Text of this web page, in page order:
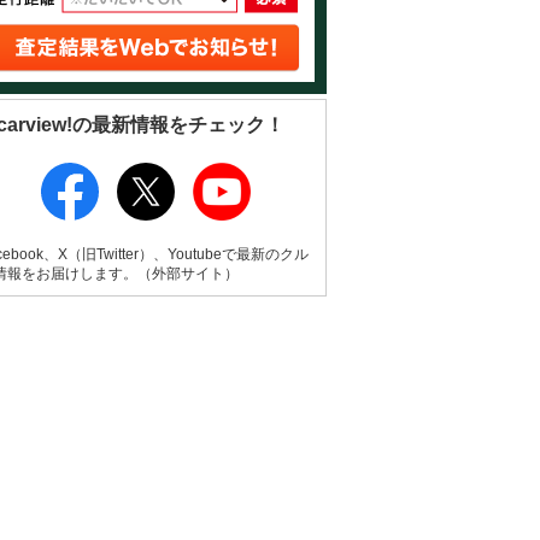
の最新情報をチェック！
、X（旧Twitter）、Youtubeで最新のクル
報をお届けします。（外部サイト）